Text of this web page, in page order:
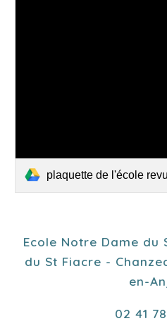
plaquette de l'école
Ecole Notre Dame du
du St Fiacre -
en-
02 41